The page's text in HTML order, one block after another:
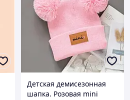
Детская демисезонная
шапка. Розовая mini